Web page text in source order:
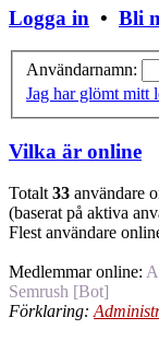
Logga in • Bli
Användarnamn:
Jag har glömt mitt
Vilka är online
Totalt 33 användare
(baserat på aktiva
Flest användare
Medlemmar online:
Semrush [Bot]
Förklaring: